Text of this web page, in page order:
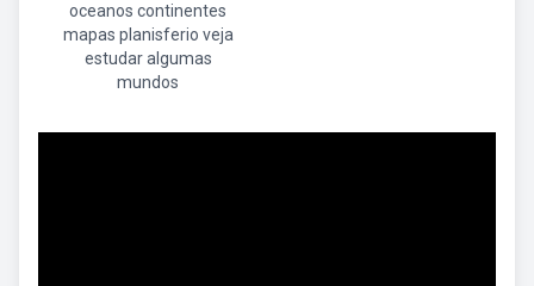
oceanos continentes
mapas planisferio veja
estudar algumas
mundos